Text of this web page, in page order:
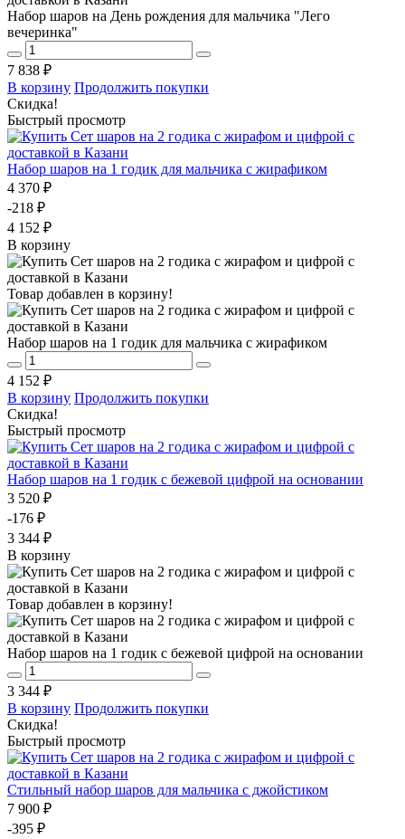
Набор шаров на День рождения для мальчика "Лего
вечеринка"
7 838 ₽
В корзину Продолжить покупки
Скидка!
Быстрый просмотр
Набор шаров на 1 годик для мальчика с жирафиком
4 370 ₽
-218 ₽
4 152 ₽
В корзину
Товар добавлен в корзину!
Набор шаров на 1 годик для мальчика с жирафиком
4 152 ₽
В корзину Продолжить покупки
Скидка!
Быстрый просмотр
Набор шаров на 1 годик с бежевой цифрой на основании
3 520 ₽
-176 ₽
3 344 ₽
В корзину
Товар добавлен в корзину!
Набор шаров на 1 годик с бежевой цифрой на основании
3 344 ₽
В корзину Продолжить покупки
Скидка!
Быстрый просмотр
Стильный набор шаров для мальчика с джойстиком
7 900 ₽
-395 ₽